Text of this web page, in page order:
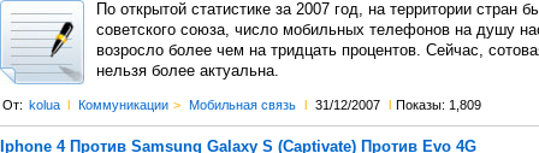
По открытой статистике за 2007 год, на территории стран
советского союза, число мобильных телефонов на душу
возросло более чем на тридцать процентов. Сейчас,
нельзя более актуальна.
От: kolua l Коммуникации > Мобильная связь l 31/12/2007 l Показы: 1,809
Iphone 4 Против Samsung Galaxy S (Captivate) Против Evo 4G